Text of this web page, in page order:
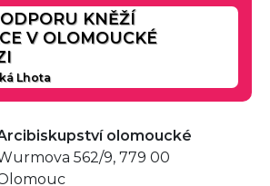
KNĚŽÍ
V OLOMOUCKÉ
Lhota
olomoucké
562/9, 779 00